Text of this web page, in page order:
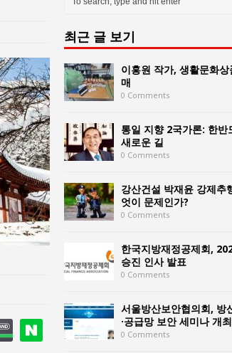
실현”
최근 글 보기
이홍원 작가, 생활문화
매
0 Comments
통일 지향 2국가론: 한반
새로운 길
0 Comments
강산건설 박재윤 강제추
엇이 문제인가?
0 Comments
한국지방재정공제회,
승진 인사 발표
0 Comments
서울방산보안협의회, 방
·공급망 보안 세미나 개최
0 Comments